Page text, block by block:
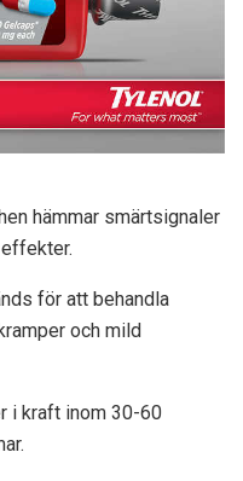
hämmar smärtsignaler
för att behandla
och mild
i kraft inom 30-60